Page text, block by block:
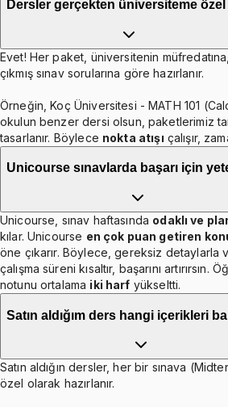
Dersler gerçekten üniversiteme özel
Evet! Her paket, üniversitenin
çıkmış sınav sorularına göre hazırlanır.
Örneğin, Koç Üniversitesi - MATH 101
okulun benzer dersi olsun, paketlerimiz
tasarlanır. Böylece nokta atışı çalışır,
Unicourse sınavlarda başarı için
Unicourse, sınav haftasında odaklı ve
kılar. Unicourse en çok puan getiren
öne çıkarır. Böylece, gereksiz detaylarla
çalışma süreni kısaltır, başarını artırırsın.
notunu ortalama iki harf yükseltti.
Satın aldığım ders hangi içerikleri
Satın aldığın dersler, her bir sınava
özel olarak hazırlanır.